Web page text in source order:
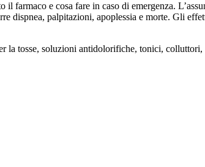
farmaco e cosa fare in caso di emergenza.
dispnea, palpitazioni, apoplessia e morte. Gli
tosse, soluzioni antidolorifiche, tonici, colluttori,